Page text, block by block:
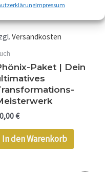
Impressum
Versandkosten
Paket | Dein
€
In den Warenkorb